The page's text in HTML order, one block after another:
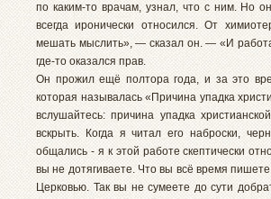
по каким-то врачам, узнал, что с ним. Но
всегда иронически относился. От
мешать мыслить», — сказал он. — «И
где-то оказался прав.
Он прожил ещё полтора года, и за это
которая называлась «Причина упадка
вслушайтесь: причина упадка
вскрыть. Когда я читал его наброски,
общались - я к этой работе скептически
вы не дотягиваете. Что вы всё время
Церковью. Так вы не сумеете до сути